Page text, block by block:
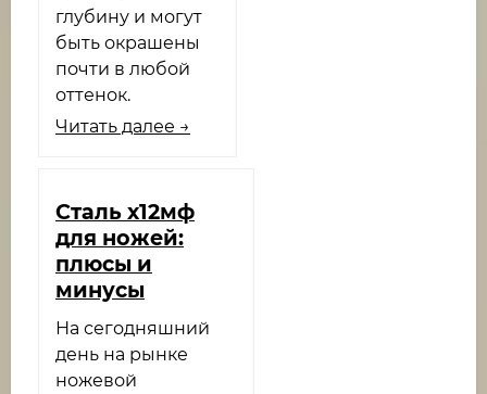
глубину и могут
быть окрашены
почти в любой
оттенок.
Читать далее →
Сталь х12мф
для ножей:
плюсы и
минусы
На сегодняшний
день на рынке
ножевой